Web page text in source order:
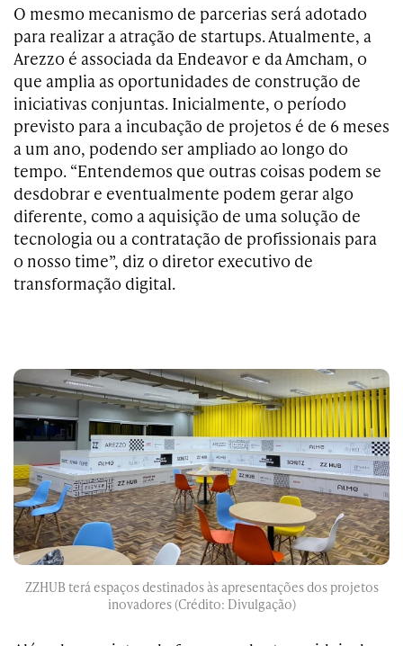
O mesmo mecanismo de parcerias será adotado
para realizar a atração de startups. Atualmente, a
Arezzo é associada da Endeavor e da Amcham, o
que amplia as oportunidades de construção de
iniciativas conjuntas. Inicialmente, o período
previsto para a incubação de projetos é de 6 meses
a um ano, podendo ser ampliado ao longo do
tempo. “Entendemos que outras coisas podem se
desdobrar e eventualmente podem gerar algo
diferente, como a aquisição de uma solução de
tecnologia ou a contratação de profissionais para
o nosso time”, diz o diretor executivo de
transformação digital.
ZZHUB terá espaços destinados às apresentações dos projetos
inovadores (Crédito: Divulgação)